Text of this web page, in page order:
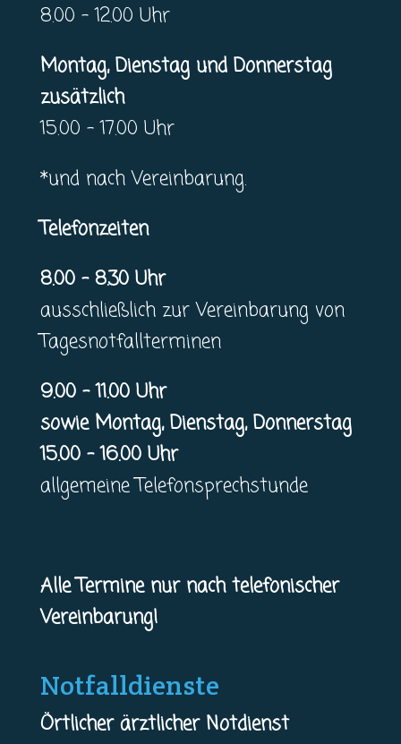
8.00 – 12.00 Uhr
Montag, Dienstag und Donnerstag
zusätzlich
15.00 – 17.00 Uhr
*und nach Vereinbarung.
Telefonzeiten
8.00 – 8.30 Uhr
ausschließlich zur Vereinbarung von
Tagesnotfallterminen
9.00 – 11.00 Uhr
sowie Montag, Dienstag, Donnerstag
15.00 – 16.00 Uhr
allgemeine Telefonsprechstunde
Alle Termine nur nach telefonischer
Vereinbarung!
Notfalldienste
Örtlicher ärztlicher Notdienst